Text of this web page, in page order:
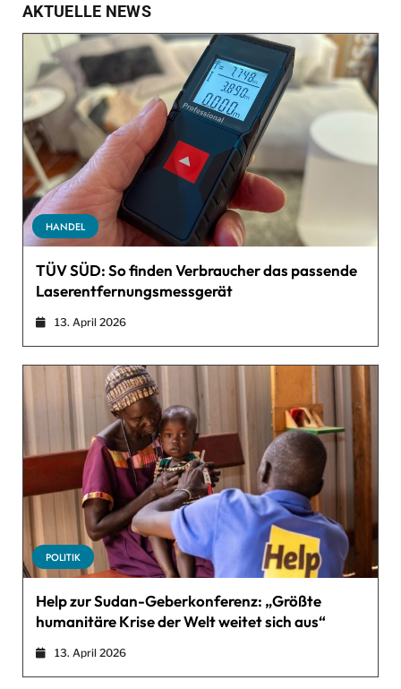
AKTUELLE NEWS
HANDEL
TÜV SÜD: So finden Verbraucher das passende
Laserentfernungsmessgerät
13. April 2026
POLITIK
Help zur Sudan-Geberkonferenz: „Größte
humanitäre Krise der Welt weitet sich aus“
13. April 2026